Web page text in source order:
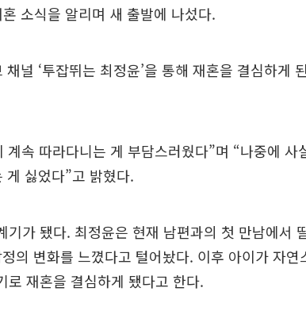
소식을 알리며 새 출발에 나섰다.
널 ‘투잡뛰는 최정윤’을 통해 재혼을 결심하게
속 따라다니는 게 부담스러웠다”며 “나중에 사
게 싫었다”고 밝혔다.
기가 됐다. 최정윤은 현재 남편과의 첫 만남에서
의 변화를 느꼈다고 털어놨다. 이후 아이가 자연
로 재혼을 결심하게 됐다고 한다.